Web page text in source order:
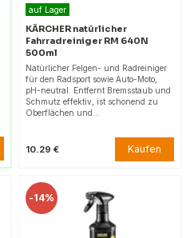
auf Lager
KÄRCHER natürlicher
Fahrradreiniger RM 640N
500ml
Natürlicher Felgen- und Radreiniger
für den Radsport sowie Auto-Moto,
pH-neutral. Entfernt Bremsstaub und
Schmutz effektiv, ist schonend zu
Oberflächen und…
10.29 € Kaufen
-14%